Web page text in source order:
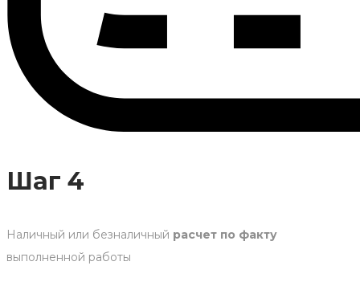
Шаг 4
Наличный или безналичный расчет по факту
выполненной работы